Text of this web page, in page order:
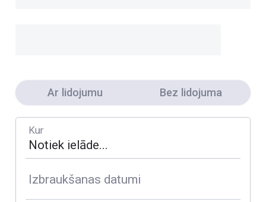
Ar lidojumu Bez lidojuma
Kur
Izbraukšanas datumi